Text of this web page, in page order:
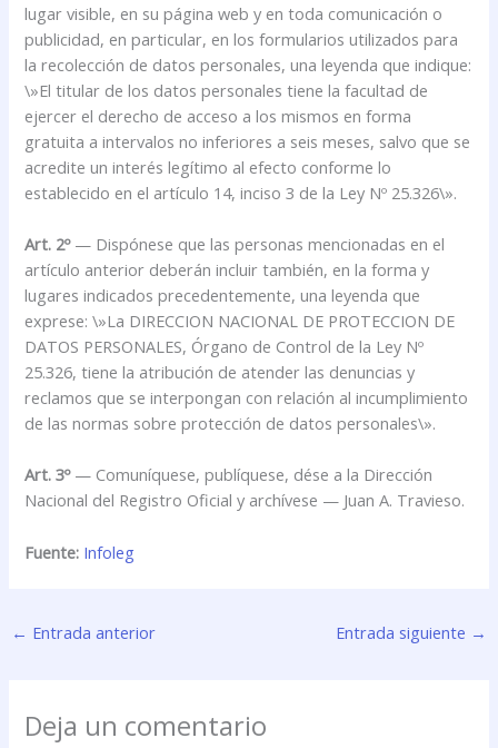
lugar visible, en su página web y en toda comunicación o
publicidad, en particular, en los formularios utilizados para
la recolección de datos personales, una leyenda que indique:
\»El titular de los datos personales tiene la facultad de
ejercer el derecho de acceso a los mismos en forma
gratuita a intervalos no inferiores a seis meses, salvo que se
acredite un interés legítimo al efecto conforme lo
establecido en el artículo 14, inciso 3 de la Ley Nº 25.326\».
Art. 2º — Dispónese que las personas mencionadas en el
artículo anterior deberán incluir también, en la forma y
lugares indicados precedentemente, una leyenda que
exprese: \»La DIRECCION NACIONAL DE PROTECCION DE
DATOS PERSONALES, Órgano de Control de la Ley Nº
25.326, tiene la atribución de atender las denuncias y
reclamos que se interpongan con relación al incumplimiento
de las normas sobre protección de datos personales\».
Art. 3º — Comuníquese, publíquese, dése a la Dirección
Nacional del Registro Oficial y archívese — Juan A. Travieso.
Fuente: Infoleg
← Entrada anterior Entrada siguiente →
Deja un comentario